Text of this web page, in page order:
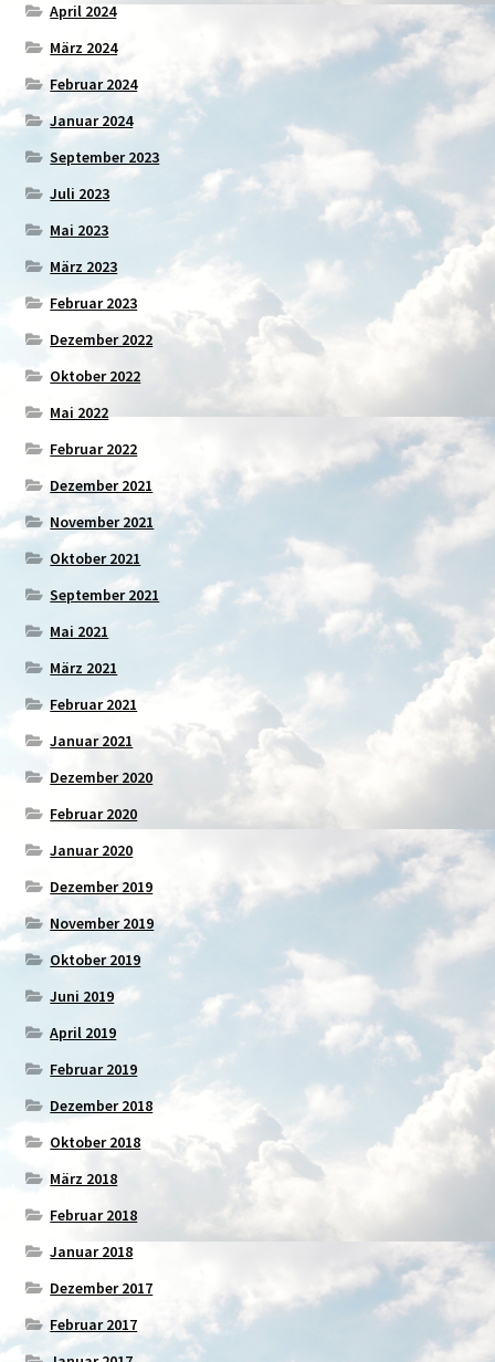
April 2024
März 2024
Februar 2024
Januar 2024
September 2023
Juli 2023
Mai 2023
März 2023
Februar 2023
Dezember 2022
Oktober 2022
Mai 2022
Februar 2022
Dezember 2021
November 2021
Oktober 2021
September 2021
Mai 2021
März 2021
Februar 2021
Januar 2021
Dezember 2020
Februar 2020
Januar 2020
Dezember 2019
November 2019
Oktober 2019
Juni 2019
April 2019
Februar 2019
Dezember 2018
Oktober 2018
März 2018
Februar 2018
Januar 2018
Dezember 2017
Februar 2017